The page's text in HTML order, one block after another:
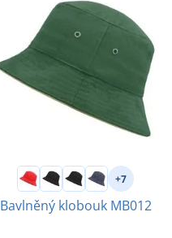
+7
Bavlněný klobouk MB012